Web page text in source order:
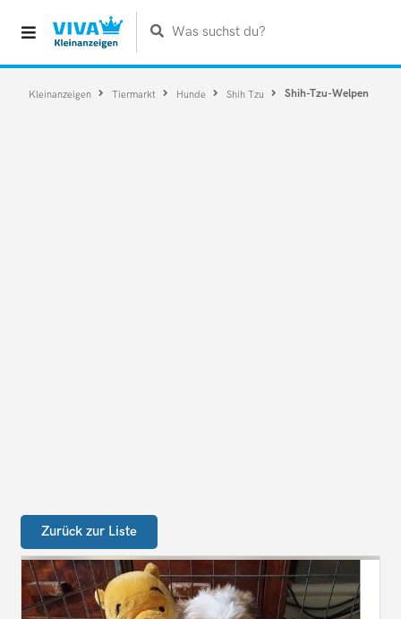
Was suchst du?
Kleinanzeigen Tiermarkt Hunde Shih Tzu Shih-Tzu-Welpen
Zurück zur Liste